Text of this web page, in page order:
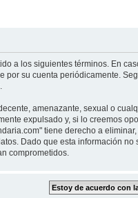
a los siguientes términos. En
su cuenta periódicamente.
amenazante, sexual o
expulsado y, si lo creemos
tiene derecho a
Dado que esta información
comprometidos.